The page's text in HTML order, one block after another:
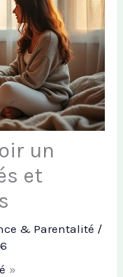
un
et
& Parentalité /